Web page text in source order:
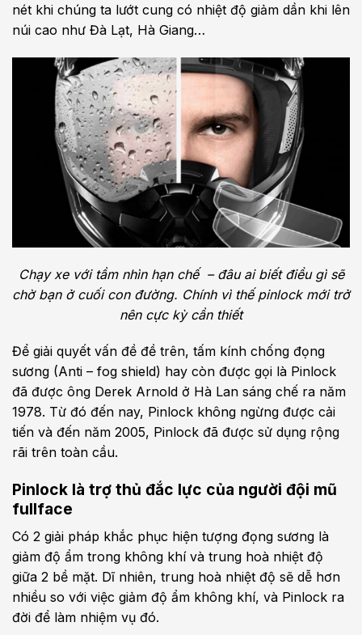
nét khi chúng ta lướt cung có nhiệt độ giảm dần khi lên
núi cao như Đà Lạt, Hà Giang…
Chạy xe với tầm nhìn hạn chế – đâu ai biết điều gì sẽ
chờ bạn ở cuối con đường. Chính vì thế pinlock mới trở
nên cực kỳ cần thiết
Để giải quyết vấn đề đề trên, tấm kính chống đọng
sương (Anti – fog shield) hay còn được gọi là Pinlock
đã được ông Derek Arnold ở Hà Lan sáng chế ra năm
1978. Từ đó đến nay, Pinlock không ngừng được cải
tiến và đến năm 2005, Pinlock đã được sử dụng rộng
rãi trên toàn cầu.
Pinlock là trợ thủ đắc lực của người đội mũ
fullface
Có 2 giải pháp khắc phục hiện tượng đọng sương là
giảm độ ẩm trong không khí và trung hoà nhiệt độ
giữa 2 bề mặt. Dĩ nhiên, trung hoà nhiệt độ sẽ dễ hơn
nhiều so với việc giảm độ ẩm không khí, và Pinlock ra
đời để làm nhiệm vụ đó.